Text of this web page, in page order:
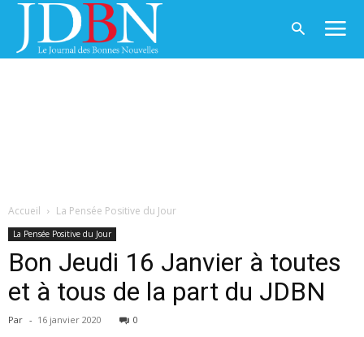
Accueil La Pensée Positive du Jour
La Pensée Positive du Jour
Bon Jeudi 16 Janvier à toutes
et à tous de la part du JDBN
Par - 16 janvier 2020 0